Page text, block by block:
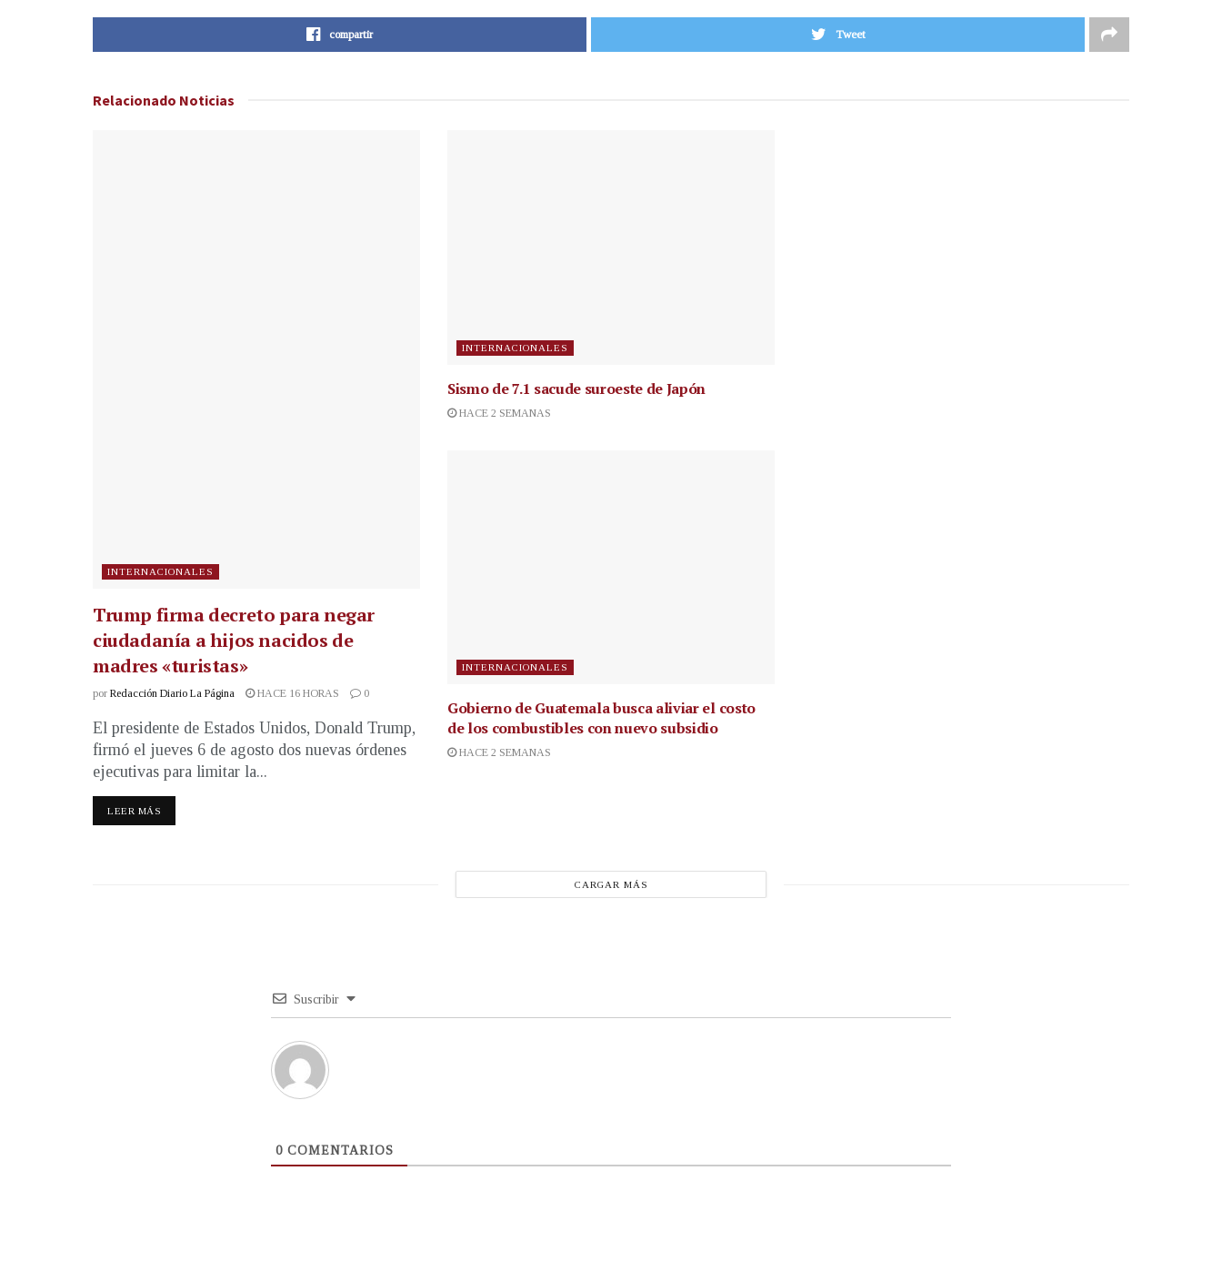
compartir Tweet
Relacionado Noticias
INTERNACIONALES
Trump firma decreto para negar
ciudadanía a hijos nacidos de
madres «turistas»
por Redacción Diario La Página HACE 16 HORAS 0
El presidente de Estados Unidos, Donald Trump,
firmó el jueves 6 de agosto dos nuevas órdenes
ejecutivas para limitar la...
LEER MÁS
INTERNACIONALES
Sismo de 7.1 sacude suroeste de Japón
HACE 2 SEMANAS
INTERNACIONALES
Gobierno de Guatemala busca aliviar el costo
de los combustibles con nuevo subsidio
HACE 2 SEMANAS
CARGAR MÁS
Suscribir
0 COMENTARIOS